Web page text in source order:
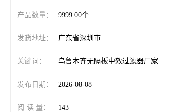
产品数量： 9999.00个
发货地址： 广东省深圳市
关键词： 乌鲁木齐无隔板中效过滤器厂家
发布日期： 2026-08-08
阅 读 量： 143